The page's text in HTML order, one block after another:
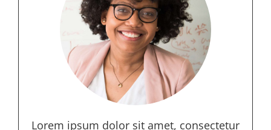
Lorem ipsum dolor sit amet, consectetur